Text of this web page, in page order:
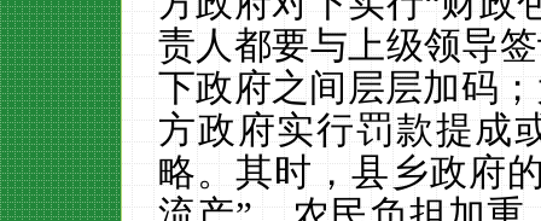
责人都要与上级领导
下政府之间层层加码
方政府实行罚款提成
略。其时，县乡政府